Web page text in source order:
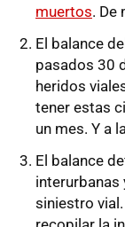
muertos. De
El balance
pasados 30
heridos
tener estas
un mes. Y a
El balance
interurbanas
siniestro